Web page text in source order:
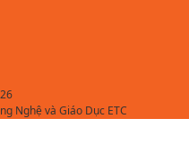
Nghệ và Giáo Dục ETC